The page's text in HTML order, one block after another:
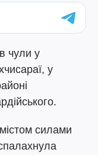
чули у
у
силами